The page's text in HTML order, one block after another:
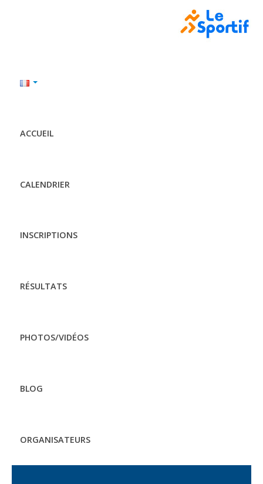
ACCUEIL
CALENDRIER
INSCRIPTIONS
RÉSULTATS
PHOTOS/VIDÉOS
BLOG
ORGANISATEURS